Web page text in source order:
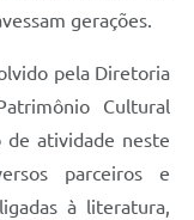
gerações.
pela Diretoria
Cultural
atividade neste
parceiros e
à literatura,